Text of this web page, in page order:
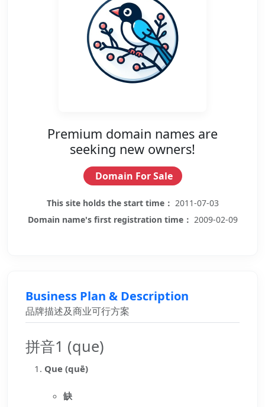
Premium domain names are
seeking new owners!
Domain For Sale
This site holds the start time： 2011-07-03
Domain name's first registration time： 2009-02-09
Business Plan & Description
品牌描述及商业可行方案
拼音1 (que)
Que (quē)
缺